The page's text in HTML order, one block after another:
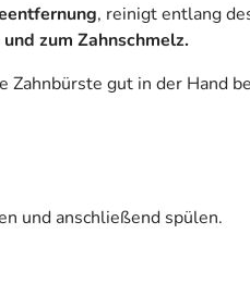
, reinigt entlang
zum Zahnschmelz.
Zahnbürste gut in der Hand
und anschließend spülen.